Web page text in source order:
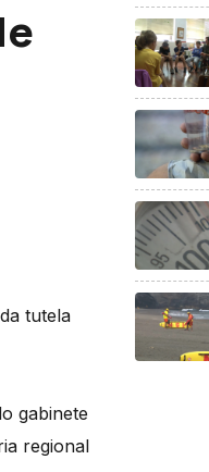
tutela
gabinete
regional